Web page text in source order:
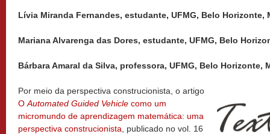
Lívia Miranda Fernandes, estudante, UFMG, Belo Horizonte,
Mariana Alvarenga das Dores, estudante, UFMG, Belo
Bárbara Amaral da Silva, professora, UFMG, Belo Horizonte,
Por meio da perspectiva construcionista, o artigo
O Automated Guided Vehicle como um
micromundo de aprendizagem matemática: uma
perspectiva construcionista , publicado no vol. 16